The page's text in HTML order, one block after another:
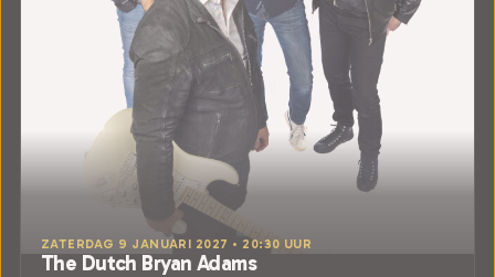
ZATERDAG 9 JANUARI 2027 • 20:30 UUR
The Dutch Bryan Adams